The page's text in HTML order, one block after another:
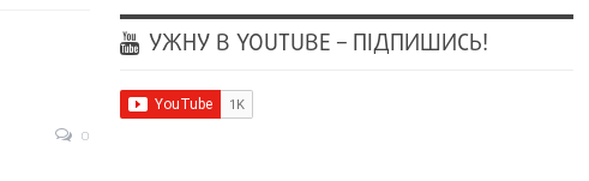
0
УЖНУ В YOUTUBE – ПІДПИШИСЬ!